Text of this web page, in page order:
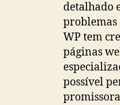
detalhado
problemas
WP tem
páginas
possível